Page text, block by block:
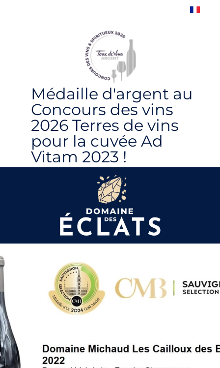
Médaille d'argent au
Concours des vins
2026 Terres de vins
pour la cuvée Ad
Vitam 2023 !